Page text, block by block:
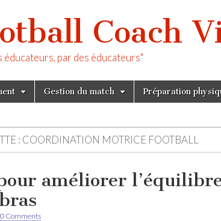
Coach
éducateurs, par des éducateurs"
Gestion du match Préparation
: COORDINATION MOTRICE FOOTBALL
améliorer
0 Comments